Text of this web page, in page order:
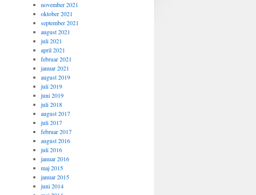
november 2021
oktober 2021
september 2021
august 2021
juli 2021
april 2021
februar 2021
januar 2021
august 2019
juli 2019
juni 2019
juli 2018
august 2017
juli 2017
februar 2017
august 2016
juli 2016
januar 2016
maj 2015
januar 2015
juni 2014